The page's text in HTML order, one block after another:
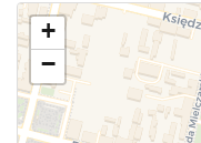
Użyj tego
zmianach w
+
−